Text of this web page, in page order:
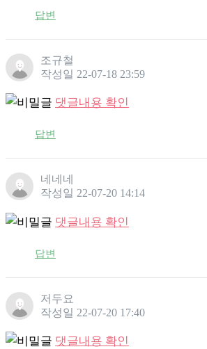
답변
조규철
작성일 22-07-18 23:59
댓글내용 확인
답변
네네네
작성일 22-07-20 14:14
댓글내용 확인
답변
저두요
작성일 22-07-20 17:40
댓글내용 확인